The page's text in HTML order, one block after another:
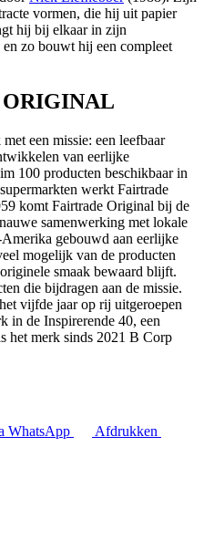
vormen, die hij uit papier
hij bij elkaar in zijn
zo bouwt hij een compleet
ORIGINAL
een missie: een leefbaar
van eerlijke
100 producten beschikbaar in
werkt Fairtrade
komt Fairtrade Original bij de
samenwerking met lokale
gebouwd aan eerlijke
mogelijk van de producten
smaak bewaard blijft.
die bijdragen aan de missie.
vijfde jaar op rij uitgeroepen
in de Inspirerende 40, een
het merk sinds 2021 B Corp
WhatsApp
Afdrukken